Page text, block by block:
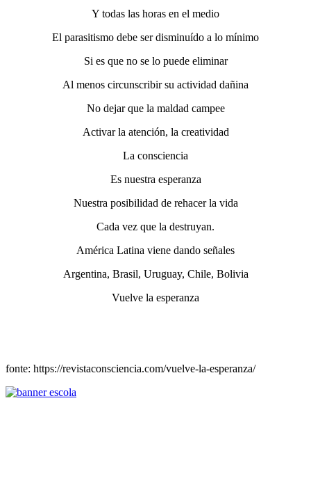
Y todas las horas en el medio
El parasitismo debe ser disminuído a lo mínimo
Si es que no se lo puede eliminar
Al menos circunscribir su actividad dañina
No dejar que la maldad campee
Activar la atención, la creatividad
La consciencia
Es nuestra esperanza
Nuestra posibilidad de rehacer la vida
Cada vez que la destruyan.
América Latina viene dando señales
Argentina, Brasil, Uruguay, Chile, Bolivia
Vuelve la esperanza
fonte: https://revistaconsciencia.com/vuelve-la-esperanza/